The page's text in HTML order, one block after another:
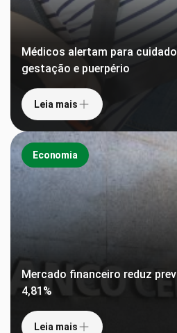
Médicos alertam para
gestação e puerpério
Leia mais
Economia
Mercado financeiro reduz
4,81%
Leia mais